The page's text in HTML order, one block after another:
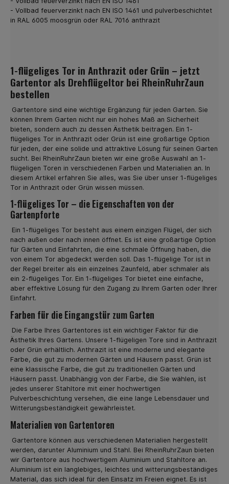
installieren Sie die Doppelstabmatten auf einfache
Weise. Darum lohnt es sich, Zaunmatten in Grün zu
kaufen Grün ist die Farbe der Natur. Somit passt ein
Sie beide Varianten und können sich leicht für eine der
beiden Optionen entscheiden. Dabei steht es Ihnen frei,
sich für eine bestimmte Höhe der Zaun-Matten zu
entscheiden. Bei uns kaufen Sie Zaunmatten zwischen
630 und 2030 mm Höhe. Ein weiteres, wichtiges Detail ist
die Drahtstärke. In unserem Shop sind
Doppelstabmatten in zwei Varianten erhältlich: 6-5-6 und
8-6-8. Sie wählen also die Zaun Matten für Ihre
individuellen Bedürfnisse aus. Günstig Zaunmatten in
Anthrazit online kaufen Zaunmatten sind eine sinnvolle
Investition in die Zukunft. Einmal aufgebaut, verbleibt der
Zaun für die nächsten Jahre an Ort und Stelle. Sie
genießen zum einen hohe Sicherheit vor unerwünschten
Gästen, zum anderen haben Sie keine weiteren Kosten
zu erwarten. Das moderne und gleichzeitig elegante
Design unsere Doppelstabmatten wirkt ansprechend
schön und passt zum Stil Ihres Hauses. Sie bestellen je
nach Größe Ihres Grundstücks die Anzahl der
gewünschten Zaunmatten in der Farbe Grün oder
Anthrazit. Viele unserer Kunden sind über das sehr gute
Preis- Leistungsverhältnis unserer Doppelstabmatten
zufrieden. Als Beispiel sei die Premiumvariante von 6-5-6
genannt. Hier haben die Zaun Matten eine
Maschenweite von 5 x 20 cm, die waagerechten Stäbe
sind 2 x6 mm, senkrecht 5 mm. Die einzelne
Doppelstabmatten in Grün oder Anthrazit eignen sich
sowohl für private als auch gewerbliche Grundstücke
sowie Industriebetrieben. Die massive Ausführung
hinterlässt einen soliden Eindruck und verschafft Ihnen
die gewünschte Sicherheit. Zaunmatten in Profi-Qualität
günstig online kaufen Im Industrie- und Gewerbebereich
werden meist stärkere Zaunmatten benötigt. Hier bietet
wir geschweißte Zaunmatten in Profi Qualität an, die
nach der Norm EN 10223-7 gefertigt sind und aus
feuerverzinkten Drähten bestehen. Diese Modelle
haben eine Stabstärke von 2 x 8 mm waagerecht und
senkrecht von 6 mm. Die Maschenweite dieser
Zaunmatten in Anthrazit betragen ebenfalls 5 x 20 cm mit
einer Zaunfeldlänge von 251 cm.Die flexiblen
Einsatzmöglichkeiten und hochwertige Qualität machen
diese Doppelstabmatten zu einem der Bestseller in
unserem Online Shop für Zäune und Komplett-Sets.
Entscheiden Sie sich heute für einen hochwertigen
Doppelstabmattenzaun
- Vollbad feuerverzinkt nach EN ISO 1461 und pulverbeschichtet
in RAL 6005 moosgrün oder RAL 7016 anthrazit
1-flügeliges Tor in Anthrazit oder Grün – jetzt
Gartentor als Drehflügeltor bei RheinRuhrZaun
bestellen
Gartentore sind eine wichtige Ergänzung für jeden Garten. Sie
können Ihrem Garten nicht nur ein hohes Maß an Sicherheit
bieten, sondern auch zu dessen Ästhetik beitragen. Ein 1-
flügeliges Tor in Anthrazit oder Grün ist eine großartige Option
für jeden, der eine solide und attraktive Lösung für seinen Garten
sucht. Bei RheinRuhrZaun bieten wir eine große Auswahl an 1-
flügeligen Toren in verschiedenen Farben und Materialien an. In
diesem Artikel erfahren Sie alles, was Sie über unser 1-flügeliges
Tor in Anthrazit oder Grün wissen müssen.
1-flügeliges Tor – die Eigenschaften von der
Gartenpforte
Ein 1-flügeliges Tor besteht aus einem einzigen Flügel, der sich
nach außen oder nach innen öffnet. Es ist eine großartige Option
für Gärten und Einfahrten, die eine schmale Öffnung haben, die
von einem Tor abgedeckt werden soll. Das 1-flügelige Tor ist in
der Regel breiter als ein einzelnes Zaunfeld, aber schmaler als
ein 2-flügeliges Tor. Ein 1-flügeliges Tor bietet eine einfache,
aber effektive Lösung für den Zugang zu Ihrem Garten oder Ihrer
Einfahrt.
Farben für die Eingangstür zum Garten
Die Farbe Ihres Gartentores ist ein wichtiger Faktor für die
Ästhetik Ihres Gartens. Unsere 1-flügeligen Tore sind in Anthrazit
oder Grün erhältlich. Anthrazit ist eine moderne und elegante
Farbe, die gut zu modernen Gärten und Häusern passt. Grün ist
eine klassische Farbe, die gut zu traditionellen Gärten und
Häusern passt. Unabhängig von der Farbe, die Sie wählen, ist
jedes unserer Stahltore mit einer hochwertigen
Pulverbeschichtung versehen, die eine lange Lebensdauer und
Witterungsbeständigkeit gewährleistet.
Materialien von Gartentoren
Gartentore können aus verschiedenen Materialien hergestellt
werden, darunter Aluminium und Stahl. Bei RheinRuhrZaun bieten
wir Gartentore aus hochwertigem Aluminium und Stahltore an.
Aluminium ist ein langlebiges, leichtes und witterungsbeständiges
Material, das sich ideal für den Einsatz im Freien eignet. Es ist